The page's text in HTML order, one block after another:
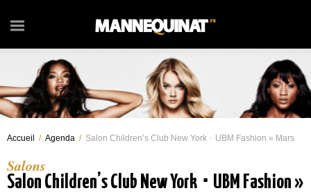
Accueil / Agenda / Salon Children’s Club New York ･ UBM Fashion » Mars
Salons
Salon Children’s Club New York ･ UBM Fashion »